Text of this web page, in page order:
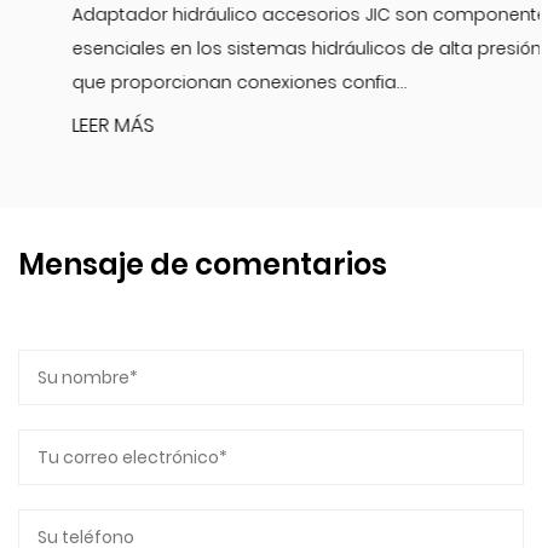
Adaptador hidráulico accesorios JIC son componentes
esenciales en los sistemas hidráulicos de alta presión, ya
que proporcionan conexiones confia...
LEER MÁS
Mensaje de comentarios